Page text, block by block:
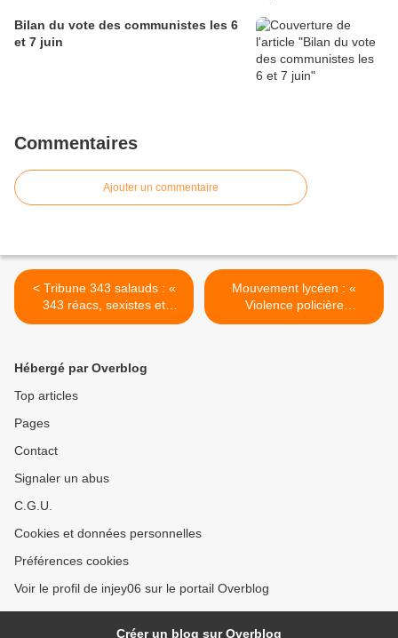
Bilan du vote des communistes les 6
et 7 juin
Commentaires
Ajouter un commentaire
< Tribune 343 salauds : «
343 réacs, sexistes et
machistes » (PCF)
Mouvement lycéen : «
Violence policière
choquante et consternante
Hébergé par Overblog
Top articles
Pages
Contact
Signaler un abus
C.G.U.
Cookies et données personnelles
Préférences cookies
Voir le profil de injey06 sur le portail Overblog
Créer un blog sur Overblog